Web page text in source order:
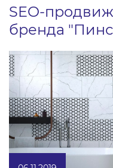
SEO-
бренда